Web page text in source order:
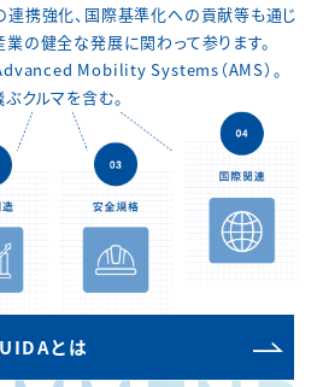
連携強化、国際基準化への貢献等も通じ
の健全な発展に関わって参ります。
Mobility Systems（AMS）。
クルマを含む。
とは